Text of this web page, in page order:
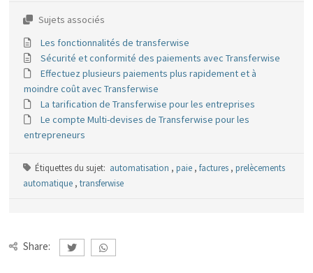
Sujets associés
Les fonctionnalités de transferwise
Sécurité et conformité des paiements avec Transferwise
Effectuez plusieurs paiements plus rapidement et à
moindre coût avec Transferwise
La tarification de Transferwise pour les entreprises
Le compte Multi-devises de Transferwise pour les
entrepreneurs
Étiquettes du sujet: automatisation , paie , factures , prelècements
automatique , transferwise
Share: